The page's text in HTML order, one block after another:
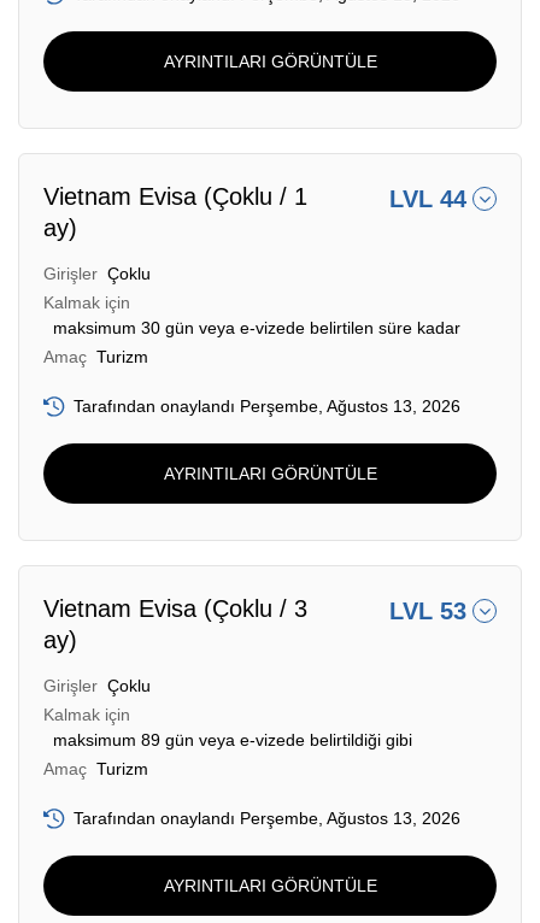
AYRINTILARI GÖRÜNTÜLE
Vietnam Evisa (Çoklu / 1
ay)
LVL 44
Girişler Çoklu
Kalmak için
maksimum 30 gün veya e-vizede belirtilen süre kadar
Amaç Turizm
Tarafından onaylandı Perşembe, Ağustos 13, 2026
AYRINTILARI GÖRÜNTÜLE
Vietnam Evisa (Çoklu / 3
ay)
LVL 53
Girişler Çoklu
Kalmak için
maksimum 89 gün veya e-vizede belirtildiği gibi
Amaç Turizm
Tarafından onaylandı Perşembe, Ağustos 13, 2026
AYRINTILARI GÖRÜNTÜLE